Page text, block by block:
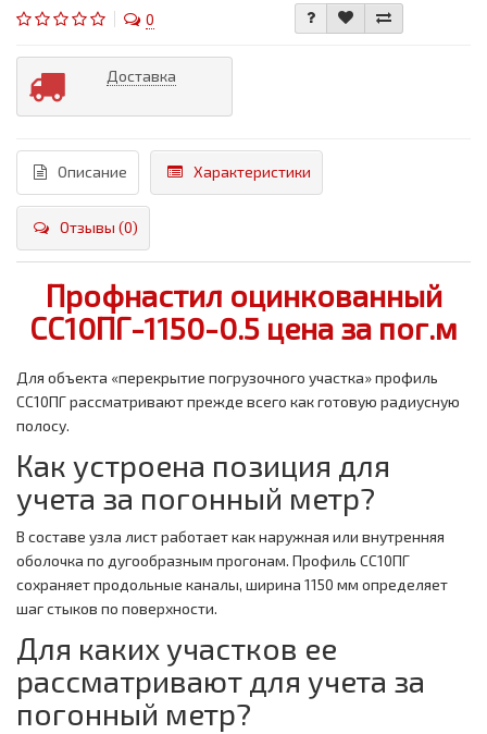
0
Доставка
Описание Характеристики
Отзывы (0)
Профнастил оцинкованный
СС10ПГ-1150-0.5 цена за пог.м
Для объекта «перекрытие погрузочного участка» профиль
СС10ПГ рассматривают прежде всего как готовую радиусную
полосу.
Как устроена позиция для
учета за погонный метр?
В составе узла лист работает как наружная или внутренняя
оболочка по дугообразным прогонам. Профиль СС10ПГ
сохраняет продольные каналы, ширина 1150 мм определяет
шаг стыков по поверхности.
Для каких участков ее
рассматривают для учета за
погонный метр?